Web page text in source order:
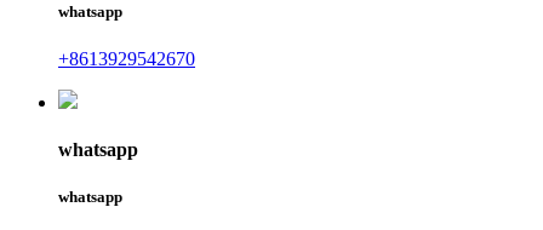
whatsapp
+8613929542670
whatsapp
whatsapp